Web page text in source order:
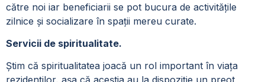
către noi iar beneficiarii se pot bucura de activitățile
zilnice și socializare în spații mereu curate.
Servicii de spiritualitate.
Știm că spiritualitatea joacă un rol important în viața